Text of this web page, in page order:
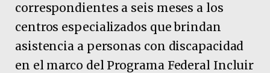
correspondientes a seis meses a los
centros especializados que brindan
asistencia a personas con discapacidad
en el marco del Programa Federal Incluir